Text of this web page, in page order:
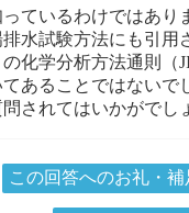
ているわけではあり
水試験方法にも引用
化学分析方法通則（
あることではないで
されてはいかがでし
この回答へのお礼・補